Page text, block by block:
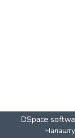
DSpace